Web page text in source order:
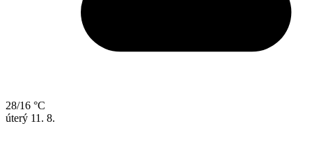
28/16 °C
úterý 11. 8.